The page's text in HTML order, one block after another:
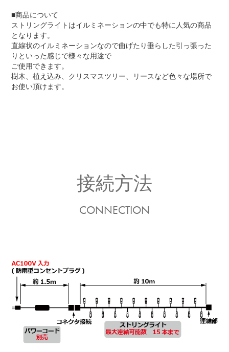
■商品について
ストリングライトはイルミネーションの中でも特に人気の商品
となります。
直線状のイルミネーションなので曲げたり垂らした引っ張った
りといった感じで様々な用途で
ご使用できます。
樹木、植え込み、クリスマスツリー、リースなど色々な場所で
お使い頂けます。
接続方法
CONNECTION